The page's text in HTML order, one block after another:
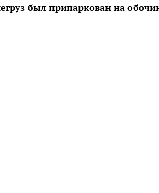
был припаркован на